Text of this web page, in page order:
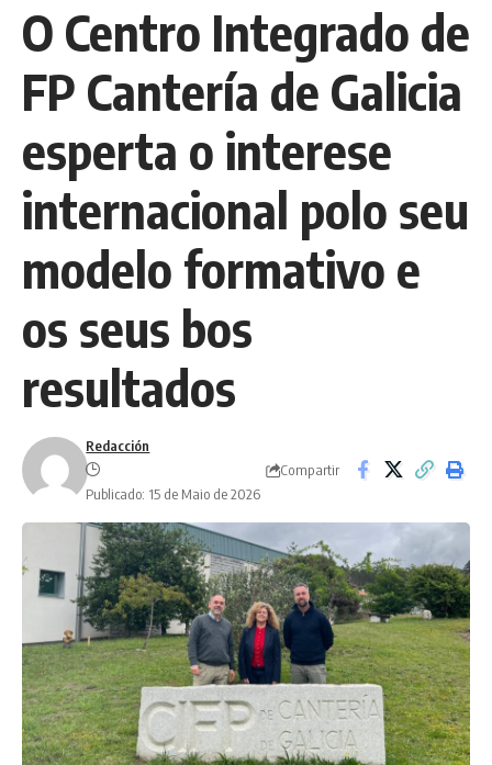
O Centro Integrado de
FP Cantería de Galicia
esperta o interese
internacional polo seu
modelo formativo e
os seus bos
resultados
Redacción
Publicado: 15 de Maio de 2026
Compartir